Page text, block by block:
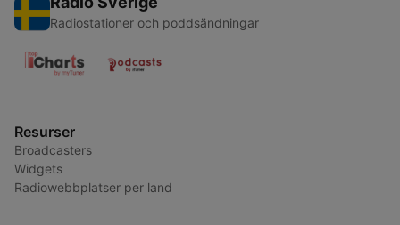
Radiostationer och poddsändningar
Resurser
Broadcasters
Widgets
Radiowebbplatser per land